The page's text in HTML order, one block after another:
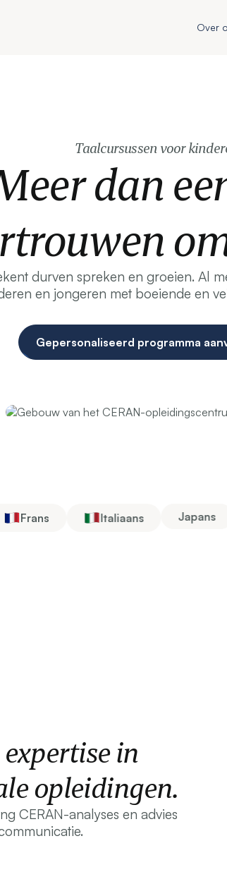
Over
Taalcursussen voor
dan
durven spreken en groeien. Al
en jongeren met boeiende en
Gepersonaliseerd programma
Frans Italiaans Japans
in
opleidingen.
CERAN-analyses en advies